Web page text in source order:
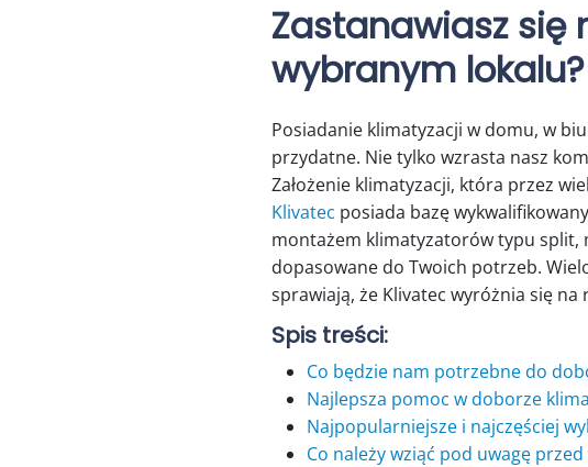
Zastanawiasz
wybranym
Posiadanie klimatyzacji w domu, w
przydatne. Nie tylko wzrasta nasz
Założenie klimatyzacji, która przez
Klivatec posiada bazę
montażem klimatyzatorów typu split,
dopasowane do Twoich potrzeb.
sprawiają, że Klivatec wyróżnia się na
Spis treści:
Co będzie nam potrzebne do
Najlepsza pomoc w doborze
Najpopularniejsze i najczęściej
Co należy wziąć pod uwagę